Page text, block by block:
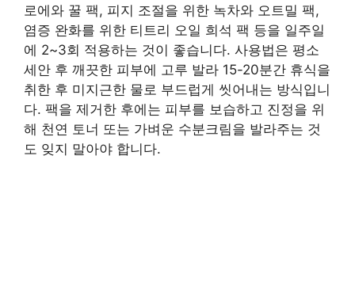
로에와 꿀 팩, 피지 조절을 위한 녹차와 오트밀 팩,
염증 완화를 위한 티트리 오일 희석 팩 등을 일주일
에 2~3회 적용하는 것이 좋습니다. 사용법은 평소
세안 후 깨끗한 피부에 고루 발라 15-20분간 휴식을
취한 후 미지근한 물로 부드럽게 씻어내는 방식입니
다. 팩을 제거한 후에는 피부를 보습하고 진정을 위
해 천연 토너 또는 가벼운 수분크림을 발라주는 것
도 잊지 말아야 합니다.